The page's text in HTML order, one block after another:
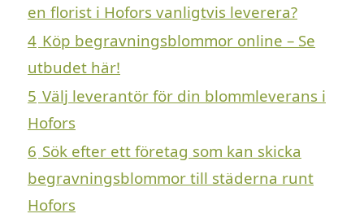
en florist i Hofors vanligtvis leverera?
4 Köp begravningsblommor online – Se
utbudet här!
5 Välj leverantör för din blommleverans i
Hofors
6 Sök efter ett företag som kan skicka
begravningsblommor till städerna runt
Hofors